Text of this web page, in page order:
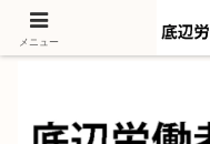
独身底辺おじさんが風
メニュー